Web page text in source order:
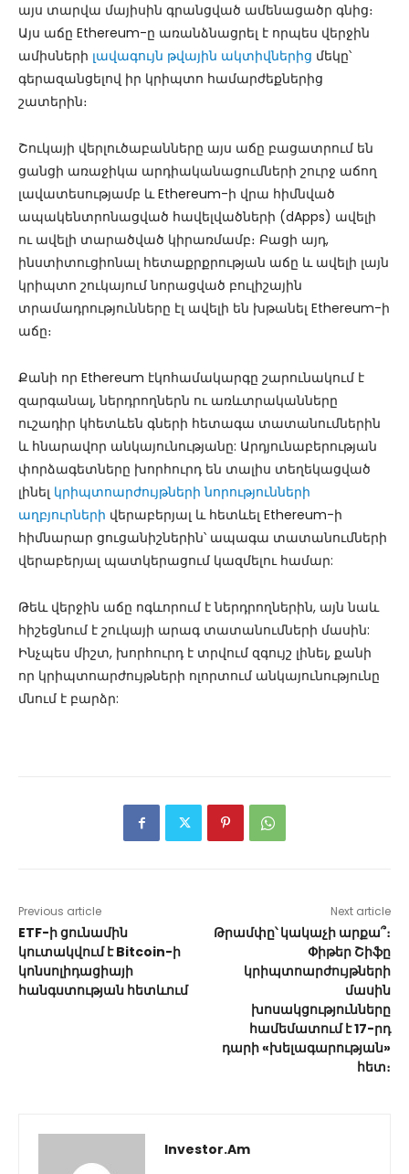
այս տարվա մայիսին գրանցված ամենացածր գնից։
Այս աճը Ethereum-ը առանձնացրել է որպես վերջին
ամիսների լավագույն թվային ակտիվներից մեկը՝
գերազանցելով իր կրիպտո համարժեքներից
շատերին։
Շուկայի վերլուծաբանները այս աճը բացատրում են
ցանցի առաջիկա արդիականացումների շուրջ աճող
լավատեսությամբ և Ethereum-ի վրա հիմնված
ապակենտրոնացված հավելվածների (dApps) ավելի
ու ավելի տարածված կիրառմամբ։ Բացի այդ,
ինստիտուցիոնալ հետաքրքրության աճը և ավելի լայն
կրիպտո շուկայում նորացված բուլիշային
տրամադրությունները էլ ավելի են խթանել Ethereum-ի
աճը։
Քանի որ Ethereum էկոհամակարգը շարունակում է
զարգանալ, ներդրողներն ու առևտրականները
ուշադիր կհետևեն գների հետագա տատանումներին
և հնարավոր անկայունությանը: Արդյունաբերության
փորձագետները խորհուրդ են տալիս տեղեկացված
լինել կրիպտոարժույթների նորությունների
աղբյուրների վերաբերյալ և հետևել Ethereum-ի
հիմնարար ցուցանիշներին՝ ապագա տատանումների
վերաբերյալ պատկերացում կազմելու համար:
Թեև վերջին աճը ոգևորում է ներդրողներին, այն նաև
հիշեցնում է շուկայի արագ տատանումների մասին:
Ինչպես միշտ, խորհուրդ է տրվում զգույշ լինել, քանի
որ կրիպտոարժույթների ոլորտում անկայունությունը
մնում է բարձր:
Previous article
ETF-ի ցունամին
կուտակվում է Bitcoin-ի
կոնսոլիդացիայի
հանգստության հետևում
Next article
Թրամփը՝ կակաչի արքա՞։
Փիթեր Շիֆը
կրիպտոարժույթների
մասին
խոսակցությունները
համեմատում է 17-րդ
դարի «խելագարության»
հետ։
Investor.am